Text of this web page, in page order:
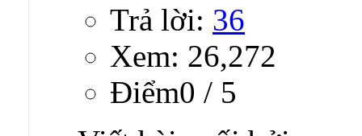
Trả lời: 36
Xem: 26,272
Ðiểm0 / 5